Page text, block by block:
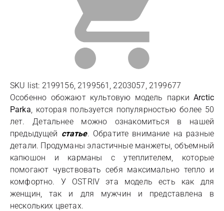
SKU list: 2199156, 2199561, 2203057, 2199677
Особенно обожают культовую модель паркиArctic
Parka, которая пользуется популярностью более 50
лет. Детальнее можно ознакомиться в нашей
предыдущей статье. Обратите внимание на разные
детали. Продуманы эластичные манжеты, объемный
капюшон и карманы с утеплителем, которые
помогают чувствовать себя максимально тепло и
комфортно. У OSTRIV эта модель есть как для
женщин, так и для мужчин и представлена в
нескольких цветах.